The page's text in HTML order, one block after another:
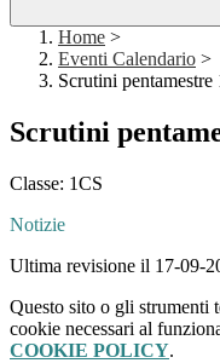
Home >
Eventi Calendario >
Scrutini pentamestre
Scrutini
Classe: 1CS
Notizie
Ultima revisione il 17-09-
Questo sito o gli strumenti
cookie necessari al
COOKIE POLICY.